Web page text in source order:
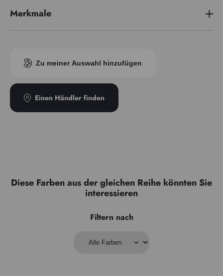
Merkmale
TransparenzZu meiner Auswahl hinzufügen
Einen Händler finden
Diese Farben aus der gleichen Reihe könnten Sie
interessieren
Filtern nach